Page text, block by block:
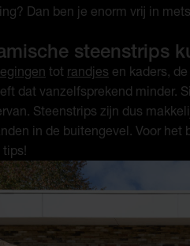
Dan ben je enorm vrij in
steenstrips
tot randjes en kaders,
dat vanzelfsprekend minder.
Steenstrips zijn dus
in de buitengevel. Voor het
tips!